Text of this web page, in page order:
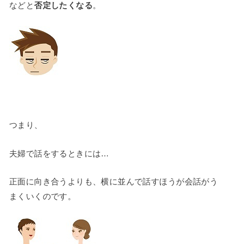
などと否定したくなる。
つまり、
夫婦で話をするときには…
正面に向き合うよりも、横に並んで話すほうが会話がう
まくいくのです。